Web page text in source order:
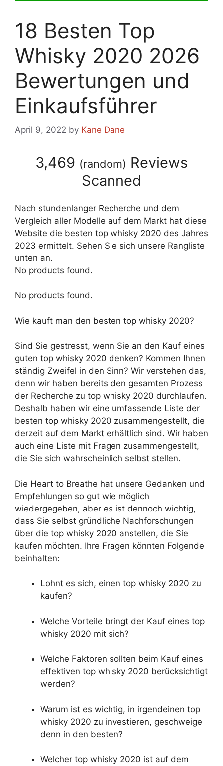
18 Besten Top
Whisky 2020 2026
Bewertungen und
Einkaufsführer
April 9, 2022 by Kane Dane
3,469 (random) Reviews
Scanned
Nach stundenlanger Recherche und dem
Vergleich aller Modelle auf dem Markt hat diese
Website die besten top whisky 2020 des Jahres
2023 ermittelt. Sehen Sie sich unsere Rangliste
unten an.
No products found.
No products found.
Wie kauft man den besten top whisky 2020?
Sind Sie gestresst, wenn Sie an den Kauf eines
guten top whisky 2020 denken? Kommen Ihnen
ständig Zweifel in den Sinn? Wir verstehen das,
denn wir haben bereits den gesamten Prozess
der Recherche zu top whisky 2020 durchlaufen.
Deshalb haben wir eine umfassende Liste der
besten top whisky 2020 zusammengestellt, die
derzeit auf dem Markt erhältlich sind. Wir haben
auch eine Liste mit Fragen zusammengestellt,
die Sie sich wahrscheinlich selbst stellen.
Die Heart to Breathe hat unsere Gedanken und
Empfehlungen so gut wie möglich
wiedergegeben, aber es ist dennoch wichtig,
dass Sie selbst gründliche Nachforschungen
über die top whisky 2020 anstellen, die Sie
kaufen möchten. Ihre Fragen könnten Folgende
beinhalten:
Lohnt es sich, einen top whisky 2020 zu
kaufen?
Welche Vorteile bringt der Kauf eines top
whisky 2020 mit sich?
Welche Faktoren sollten beim Kauf eines
effektiven top whisky 2020 berücksichtigt
werden?
Warum ist es wichtig, in irgendeinen top
whisky 2020 zu investieren, geschweige
denn in den besten?
Welcher top whisky 2020 ist auf dem